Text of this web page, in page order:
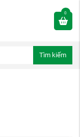
0
Tìm kiếm